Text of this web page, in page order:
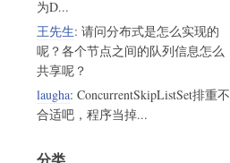
为D...
王先生: 请问分布式是怎么实现的
呢？各个节点之间的队列信息怎么
共享呢？
laugha: ConcurrentSkipListSet排重不
合适吧，程序当掉...